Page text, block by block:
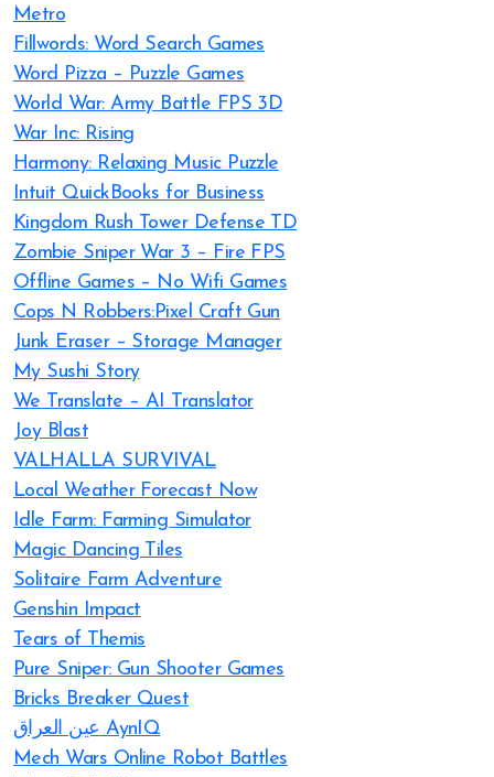
Metro
Fillwords: Word Search Games
Word Pizza – Puzzle Games
World War: Army Battle FPS 3D
War Inc: Rising
Harmony: Relaxing Music Puzzle
Intuit QuickBooks for Business
Kingdom Rush Tower Defense TD
Zombie Sniper War 3 – Fire FPS
Offline Games – No Wifi Games
Cops N Robbers:Pixel Craft Gun
Junk Eraser – Storage Manager
My Sushi Story
We Translate – AI Translator
Joy Blast
VALHALLA SURVIVAL
Local Weather Forecast Now
Idle Farm: Farming Simulator
Magic Dancing Tiles
Solitaire Farm Adventure
Genshin Impact
Tears of Themis
Pure Sniper: Gun Shooter Games
Bricks Breaker Quest
عين العراق AynIQ
Mech Wars Online Robot Battles